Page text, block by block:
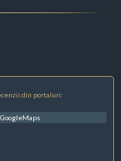
din portaluri:
GoogleMaps